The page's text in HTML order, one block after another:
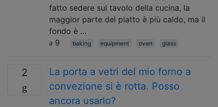
fatto sedere sul tavolo della cucina, la
maggior parte del piatto è più caldo, ma il
fondo è …
9
baking equipment oven glass
2
La porta a vetri del mio forno a
convezione si è rotta. Posso
ancora usarlo?